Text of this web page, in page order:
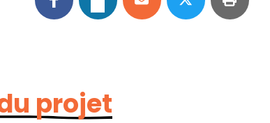
projet